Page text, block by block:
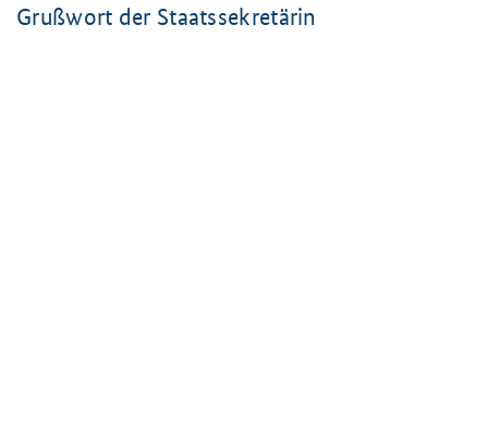
Grußwort der Staatssekretärin